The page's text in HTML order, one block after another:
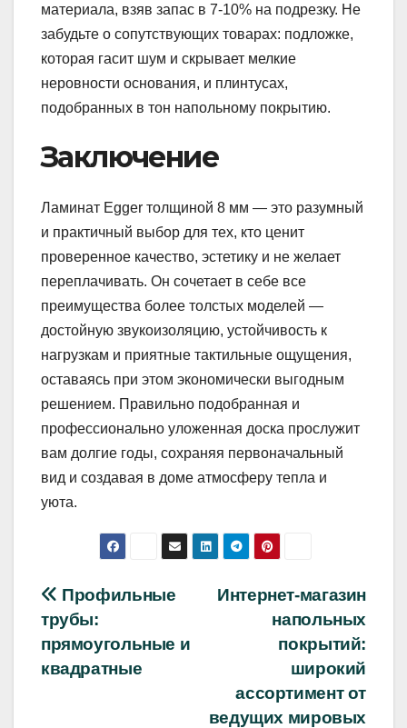
материала, взяв запас в 7-10% на подрезку. Не
забудьте о сопутствующих товарах: подложке,
которая гасит шум и скрывает мелкие
неровности основания, и плинтусах,
подобранных в тон напольному покрытию.
Заключение
Ламинат Egger толщиной 8 мм — это разумный
и практичный выбор для тех, кто ценит
проверенное качество, эстетику и не желает
переплачивать. Он сочетает в себе все
преимущества более толстых моделей —
достойную звукоизоляцию, устойчивость к
нагрузкам и приятные тактильные ощущения,
оставаясь при этом экономически выгодным
решением. Правильно подобранная и
профессионально уложенная доска прослужит
вам долгие годы, сохраняя первоначальный
вид и создавая в доме атмосферу тепла и
уюта.
Навигация
по
записям
Интернет-магазин
напольных
покрытий:
широкий
ассортимент от
ведущих мировых
Профильные
трубы:
прямоугольные и
квадратные